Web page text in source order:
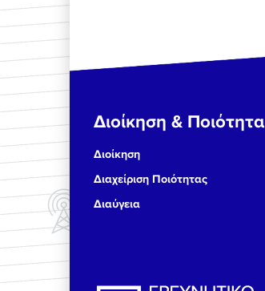
Διοίκηση & Ποιότητα
Διοίκηση
Διαχείριση Ποιότητας
Διαύγεια